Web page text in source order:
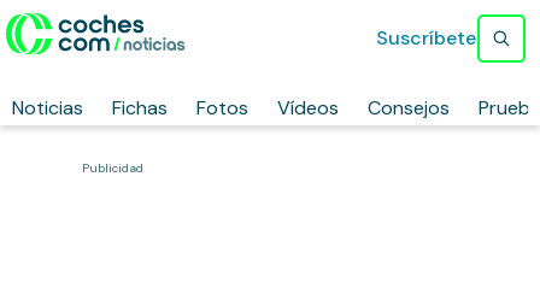
Noticias Fichas Fotos Vídeos Consejos
Suscríbete
Publicidad